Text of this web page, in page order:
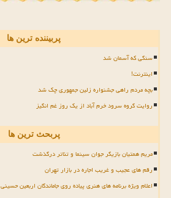
پربیننده ترین ها
سنگی که آسمان شد
اینترنت!
بچه مردم راهی جشنواره زلین جمهوری چک شد
روایت گروه سرود خرم آباد از یک روز غم انگیز
پربحث ترین ها
مریم همتیان بازیگر جوان سینما و تئاتر درگذشت
رقم های عجیب و غریب اجاره در بازار تهران
اعلام ویژه برنامه های هنری پیاده روی جاماندگان اربعین حسینی